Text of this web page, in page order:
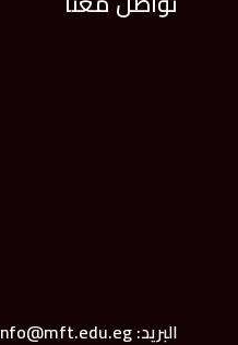
البريد: info@mft.edu.eg